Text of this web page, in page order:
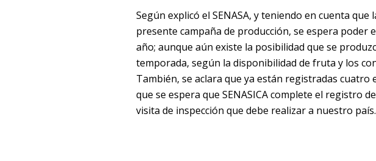
Según explicó el SENASA, y teniendo en cuenta
presente campaña de producción, se espera
año; aunque aún existe la posibilidad que se
temporada, según la disponibilidad de fruta y los
También, se aclara que ya están registradas cuatro
que se espera que SENASICA complete el registro
visita de inspección que debe realizar a nuestro país.